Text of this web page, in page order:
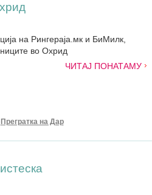
на Рингераја.мк и БиМилк,
во Охрид
ЧИТАЈ ПОНАТАМУ
Прегратка на Дар